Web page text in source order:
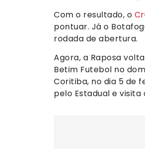
Com o resultado, o
pontuar. Já o
rodada de abertura.
Agora, a Raposa
Betim Futebol no
Coritiba, no dia 5 de
pelo Estadual e visita